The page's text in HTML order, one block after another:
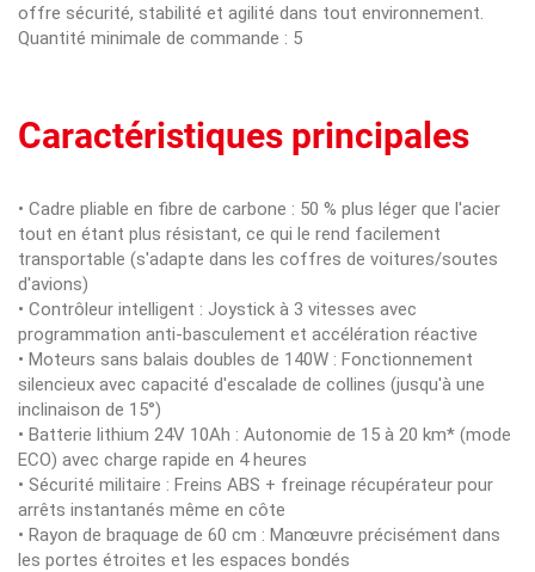
offre sécurité, stabilité et agilité dans tout environnement.
Quantité minimale de commande : 5
Caractéristiques principales
• Cadre pliable en fibre de carbone : 50 % plus léger que l'acier
tout en étant plus résistant, ce qui le rend facilement
transportable (s'adapte dans les coffres de voitures/soutes
d'avions)
• Contrôleur intelligent : Joystick à 3 vitesses avec
programmation anti-basculement et accélération réactive
• Moteurs sans balais doubles de 140W : Fonctionnement
silencieux avec capacité d'escalade de collines (jusqu'à une
inclinaison de 15°)
• Batterie lithium 24V 10Ah : Autonomie de 15 à 20 km* (mode
ECO) avec charge rapide en 4 heures
• Sécurité militaire : Freins ABS + freinage récupérateur pour
arrêts instantanés même en côte
• Rayon de braquage de 60 cm : Manœuvre précisément dans
les portes étroites et les espaces bondés